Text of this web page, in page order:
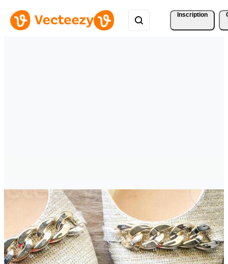
Inscription